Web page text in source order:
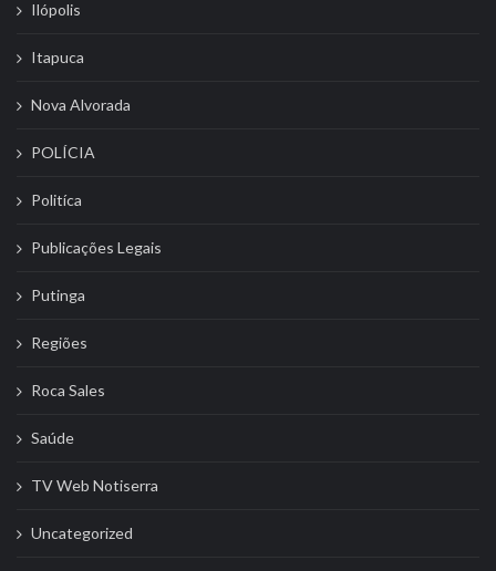
Ilópolis
Itapuca
Nova Alvorada
POLÍCIA
Politíca
Publicações Legais
Putinga
Regiões
Roca Sales
Saúde
TV Web Notiserra
Uncategorized